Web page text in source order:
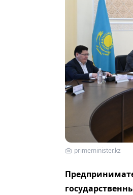
primeminister.kz